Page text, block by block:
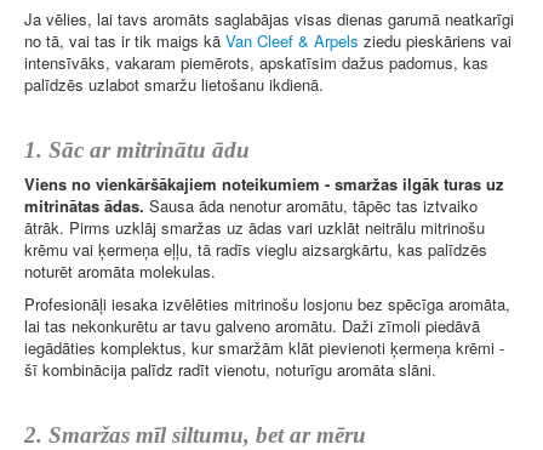
Ja vēlies, lai tavs aromāts saglabājas visas dienas garumā neatkarīgi
no tā, vai tas ir tik maigs kā Van Cleef & Arpels ziedu pieskāriens vai
intensīvāks, vakaram piemērots, apskatīsim dažus padomus, kas
palīdzēs uzlabot smaržu lietošanu ikdienā.
1. Sāc ar mitrinātu ādu
Viens no vienkāršākajiem noteikumiem - smaržas ilgāk turas uz
mitrinātas ādas. Sausa āda nenotur aromātu, tāpēc tas iztvaiko
ātrāk. Pirms uzklāj smaržas uz ādas vari uzklāt neitrālu mitrinošu
krēmu vai ķermeņa eļļu, tā radīs vieglu aizsargkārtu, kas palīdzēs
noturēt aromāta molekulas.
Profesionāļi iesaka izvēlēties mitrinošu losjonu bez spēcīga aromāta,
lai tas nekonkurētu ar tavu galveno aromātu. Daži zīmoli piedāvā
iegādāties komplektus, kur smaržām klāt pievienoti ķermeņa krēmi -
šī kombinācija palīdz radīt vienotu, noturīgu aromāta slāni.
2. Smaržas mīl siltumu, bet ar mēru